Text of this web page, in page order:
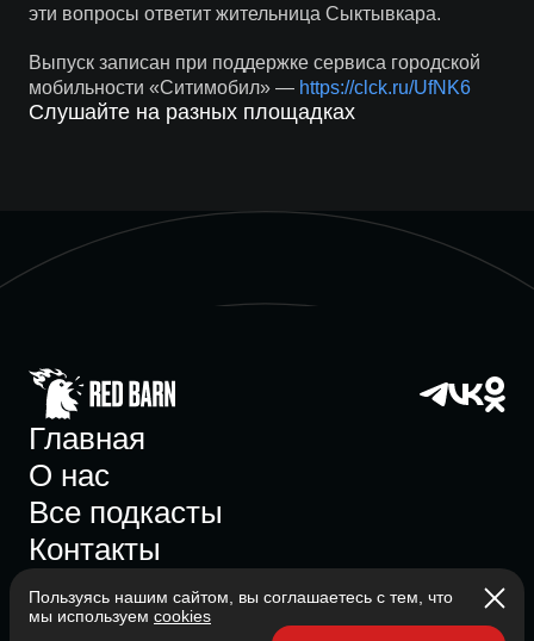
эти вопросы ответит жительница Сыктывкара.
Выпуск записан при поддержке сервиса городской
мобильности «Ситимобил» — https://clck.ru/UfNK6
Слушайте на разных площадках
Главная
О нас
Все подкасты
Контакты
Пользуясь нашим сайтом, вы соглашаетесь с тем, что
мы используем cookies